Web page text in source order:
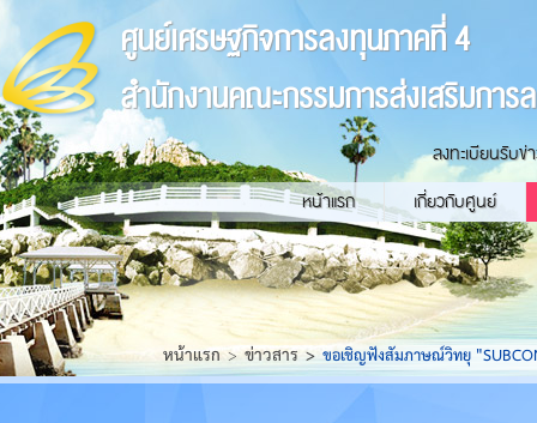
ศูนย์เศรษฐกิจการลงทุนภาคที่ 4
สำนักงานคณะกรรมการส่งเสริมการ
ลงทะเบียนรับข่
หน้าแรก
เกี่ยวกับศูนย์
หน้าแรก ข่าวสาร ขอเชิญฟังสัมภาษณ์วิทยุ